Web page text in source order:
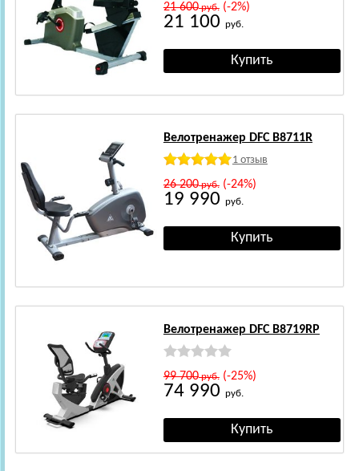
21 600руб.(-2%)
21 100 руб.
Велотренажер DFC B8711R
1 отзыв
26 200руб.(-24%)
19 990 руб.
Велотренажер DFC B8719RP
99 700руб.(-25%)
74 990 руб.